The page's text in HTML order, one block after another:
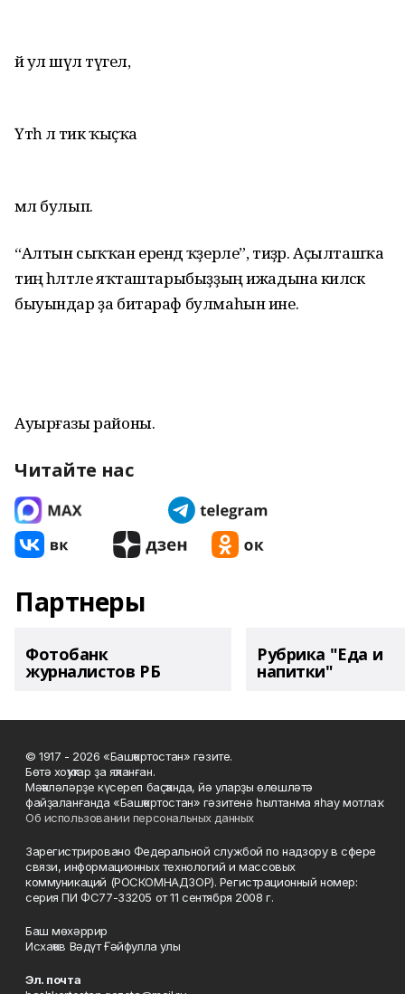
йә ул шәүлә түгел,
Үтһә лә тик ҡыҫҡа
мәл булып.
“Алтын сыҡҡан ерендә ҡәҙерле”, тиҙәр. Аҫылташҡа
тиң һәләтле яҡташтарыбыҙҙың ижадына киләсәк
быуындар ҙа битараф булмаһын ине.
Ауырғазы районы.
Читайте нас
Партнеры
Фотобанк
журналистов РБ
Рубрика "Еда и
напитки"
© 1917 - 2026 «Башҡортостан» гәзите.
Бөтә хоҡуҡтар ҙа яҡланған.
Мәҡәләләрҙе күсереп баҫҡанда, йә уларҙы өлөшләтә
файҙаланғанда «Башҡортостан» гәзитенә һылтанма яһау мотлаҡ.
Об использовании персональных данных
Зарегистрировано Федеральной службой по надзору в сфере
связи, информационных технологий и массовых
коммуникаций (РОСКОМНАДЗОР). Регистрационный номер:
серия ПИ ФС77-33205 от 11 сентября 2008 г.
Баш мөхәррир
Исхаҡов Вәдүт Ғәйфулла улы
Эл. почта